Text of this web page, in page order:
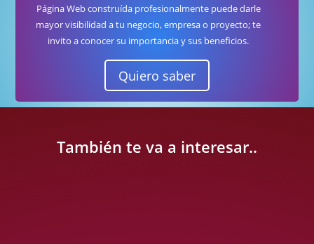
Página Web construída profesionalmente puede darle
mayor visibilidad a tu negocio, empresa o proyecto; te
invito a conocer su importancia y sus beneficios.
Quiero saber
También te va a interesar..